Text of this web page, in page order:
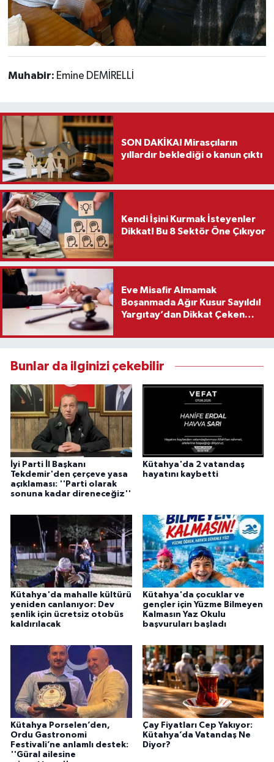
Muhabir: Emine DEMİRELLİ
SON DAKİKA! Mirasçıların
yıllardır beklediği o kanun çıktı
Kendi İşini Kurmak İsteyenler
Dikkat! Bu 8 Sektör Öne Çıkıyor
Eve Misafir Almamak
Boşanmada Ağır Kusur Sayıldı!
Yargıtay’dan Dikkat Çeken
Bunlar da ilginizi çekebilir
İyi Parti İl Başkanı
Tekdemir'den çerçeve yasa
açıklaması: ''Parti olarak
sonuna kadar direneceğiz''
Kütahya'da 2 vatandaş
hayatını kaybetti
Kütahya'da mahalle kültürü
yeniden canlanıyor: Dev
şenlik için ücretsiz otobüs
kaldırılacak
Kütahya'da çocuklar ve
gençler için Yüzme Bilmeyen
Kalmasın Yaz Okulu
başvuruları başladı
Kütahya Porselen’den,
Ordu Gastronomi
Festivali’ne anlamlı destek:
''Güral ailesine
Çay Fiyatları Cep Yakıyor:
Kütahya’da Vatandaş Ne
Diyor?